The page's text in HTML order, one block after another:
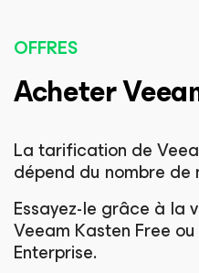
OFFRES
Acheter
La tarification de
dépend du nombre
Essayez-le grâce à la
Veeam Kasten Free
Enterprise.